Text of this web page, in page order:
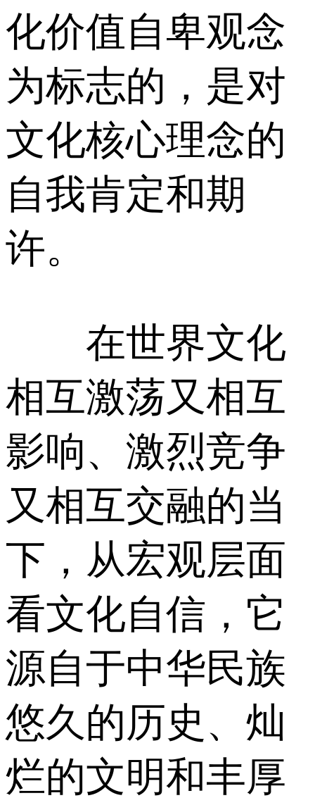
化价值自卑观念
为标志的，是对
文化核心理念的
自我肯定和期
许。
在世界文化
相互激荡又相互
影响、激烈竞争
又相互交融的当
下，从宏观层面
看文化自信，它
源自于中华民族
悠久的历史、灿
烂的文明和丰厚